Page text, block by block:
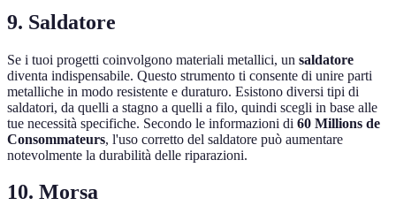
9. Saldatore
Se i tuoi progetti coinvolgono materiali metallici, un saldatore
diventa indispensabile. Questo strumento ti consente di unire parti
metalliche in modo resistente e duraturo. Esistono diversi tipi di
saldatori, da quelli a stagno a quelli a filo, quindi scegli in base alle
tue necessità specifiche. Secondo le informazioni di 60 Millions de
Consommateurs, l'uso corretto del saldatore può aumentare
notevolmente la durabilità delle riparazioni.
10. Morsa